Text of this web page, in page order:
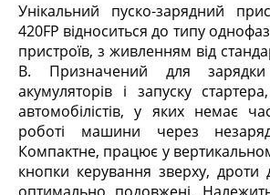
Унікальний пуско-зарядний
420FP відноситься до типу
пристроїв, з живленням від
В. Призначений для зарядки
акумуляторів і запуску
автомобілістів, у яких немає
роботі машини через
Компактне, працює у
кнопки керування зверху, дроти